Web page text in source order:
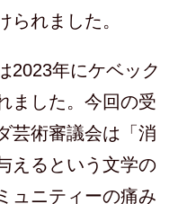
られました。
2023年にケベック
ました。今回の受
芸術審議会は「消
えるという文学の
ュニティーの痛み